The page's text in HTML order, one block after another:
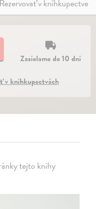
Rezervovať v kníhkupectve
Zasielame do 10 dní
v kníhkupectvách
tejto knihy